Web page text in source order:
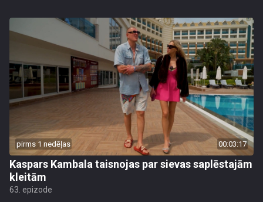
pirms 1 nedēļas 00:03:17
Kaspars Kambala taisnojas par sievas saplēstajām
kleitām
63. epizode